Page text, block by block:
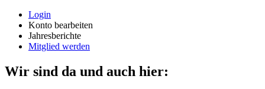
Login
Konto bearbeiten
Jahresberichte
Mitglied werden
Wir sind da und auch hier: